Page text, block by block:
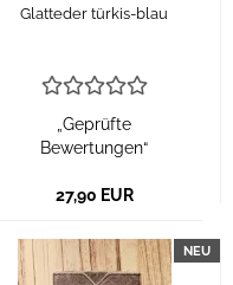
Glatteder türkis-blau
„Geprüfte
Bewertungen“
27,90 EUR
NEU